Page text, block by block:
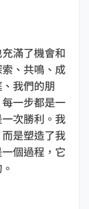
滿了機會和
、共鳴、成
我們的朋
一步都是一
次勝利。我
是塑造了我
個過程，它